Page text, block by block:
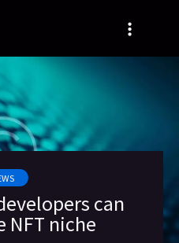
can
NFT niche